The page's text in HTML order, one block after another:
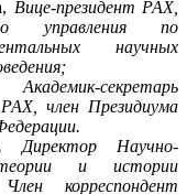
, Вице-президент РАХ,
управления по
научных
Академик-секретарь
член Президиума
Директор Научно-
теории и истории
корреспондент